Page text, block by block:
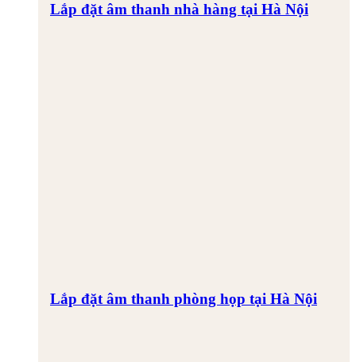
Lắp đặt âm thanh nhà hàng tại Hà Nội
Lắp đặt âm thanh phòng họp tại Hà Nội